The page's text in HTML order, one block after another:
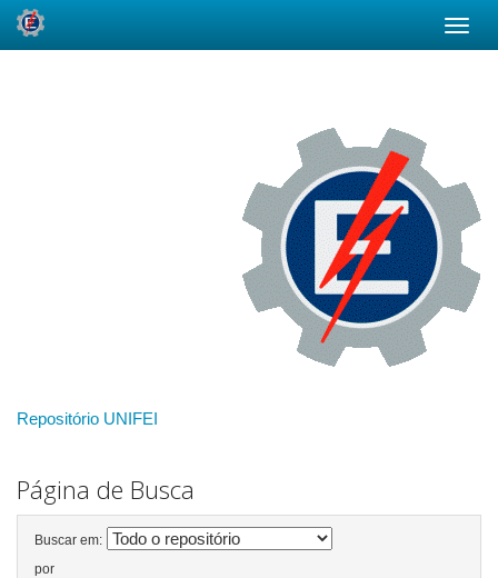
Repositório UNIFEI
Página de Busca
Buscar em:
por